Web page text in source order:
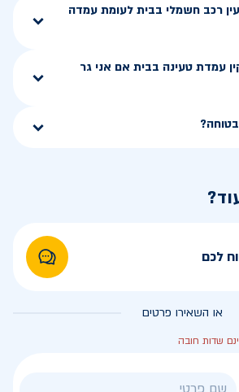
רכב חשמלי בבית לעומת עמדה
עמדת טעינה בבית אם אני גר
לכם
או השאירו פרטים
שדות חובה